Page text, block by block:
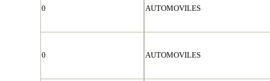
0 AUTOMOVILES
0 AUTOMOVILES